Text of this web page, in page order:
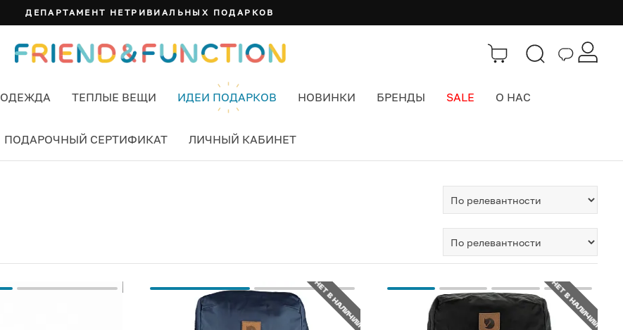
ДЕПАРТАМЕНТ НЕТРИВИАЛЬНЫХ ПОДАРКОВ
ОДЕЖДА ТЕПЛЫЕ ВЕЩИ ИДЕИ ПОДАРКОВ НОВИНКИ БРЕНДЫ SALE О НАС
ПОДАРОЧНЫЙ СЕРТИФИКАТ ЛИЧНЫЙ КАБИНЕТ
НЕТ В НАЛИЧИИ НЕТ В НАЛИЧИИ